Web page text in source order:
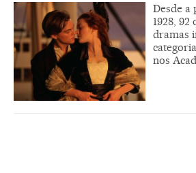
Desde a
1928,
dramas
nos